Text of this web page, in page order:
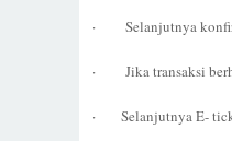
· Selanjutnya
· Jika transaksi
· Selanjutnya E-